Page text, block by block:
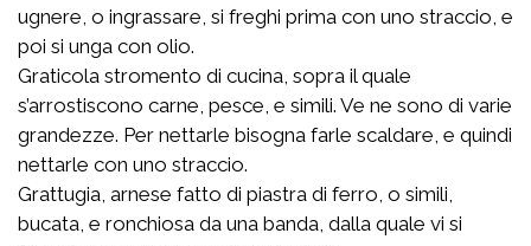
ugnere, o ingrassare, si freghi prima con uno straccio, e
poi si unga con olio.
Graticola stromento di cucina, sopra il quale
s’arrostiscono carne, pesce, e simili. Ve ne sono di varie
grandezze. Per nettarle bisogna farle scaldare, e quindi
nettarle con uno straccio.
Grattugia, arnese fatto di piastra di ferro, o simili,
bucata, e ronchiosa da una banda, dalla quale vi si